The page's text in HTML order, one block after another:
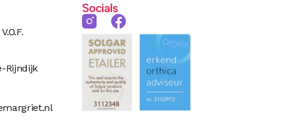
Rijndijk
Socials